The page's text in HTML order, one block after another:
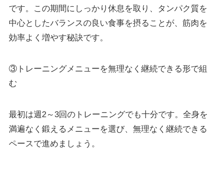
です。この期間にしっかり休息を取り、タンパク質を
中心としたバランスの良い食事を摂ることが、筋肉を
効率よく増やす秘訣です。
③トレーニングメニューを無理なく継続できる形で組
む
最初は週2～3回のトレーニングでも十分です。全身を
満遍なく鍛えるメニューを選び、無理なく継続できる
ペースで進めましょう。